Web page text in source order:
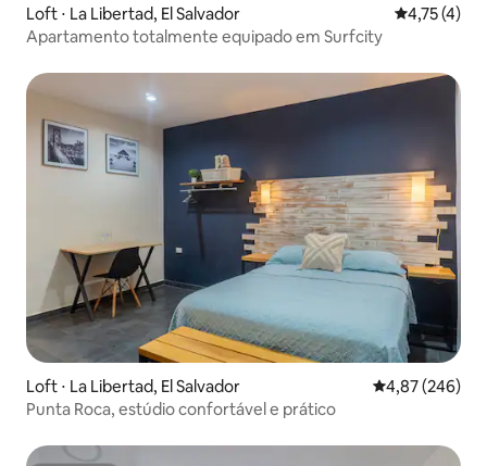
Loft ⋅ La Libertad, El Salvador 4,75 de
4,75 (4)
Apartamento totalmente equipado em Surfcity
Loft ⋅ La Libertad, El Salvador 4,87 de uma
4,87 (246)
Punta Roca, estúdio confortável e prático